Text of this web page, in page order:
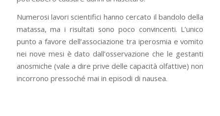
Numerosi lavori scientifici hanno cercato il bandolo della
matassa, ma i risultati sono poco convincenti. L’unico
punto a favore dell’associazione tra iperosmia e vomito
nei nove mesi è dato dall’osservazione che le gestanti
anosmiche (vale a dire prive delle capacità olfattive) non
incorrono pressoché mai in episodi di nausea.